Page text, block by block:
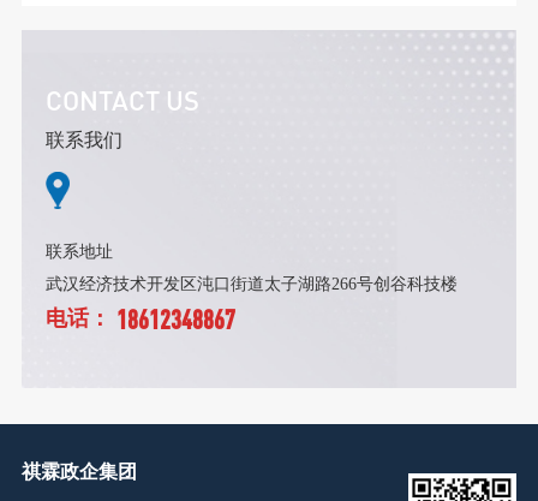
CONTACT US
联系我们
联系地址
武汉经济技术开发区沌口街道太子湖路266号创谷科技楼
电话： 18612348867
祺霖政企集团